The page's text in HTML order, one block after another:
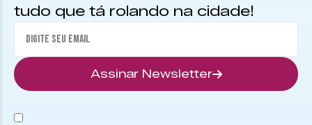
tudo que tá rolando na cidade!
Assinar Newsletter